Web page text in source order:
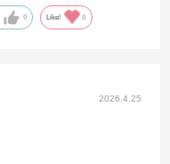
0 Like! 0
2026.4.25